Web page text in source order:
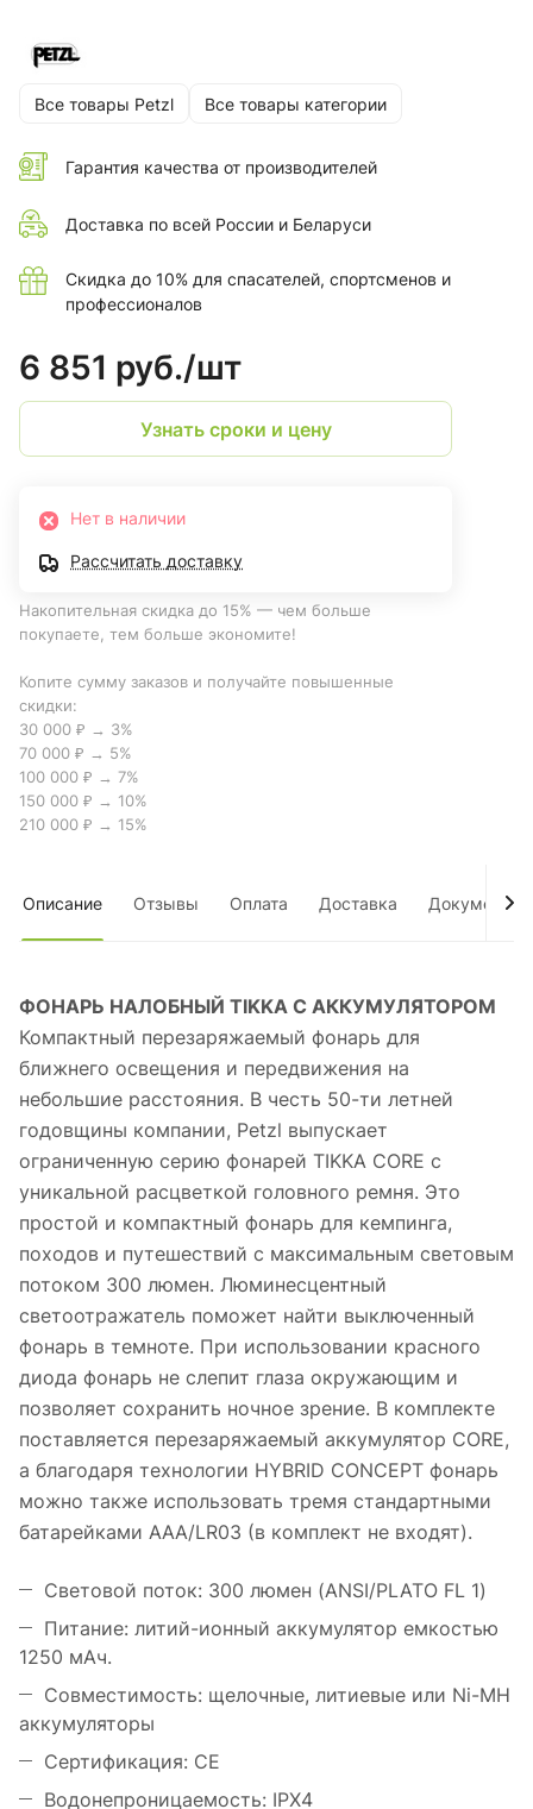
Все товары Petzl Все товары категории
Гарантия качества от производителей
Доставка по всей России и Беларуси
Скидка до 10% для спасателей, спортсменов и
профессионалов
6 851 руб./шт
Узнать сроки и цену
Нет в наличии
Рассчитать доставку
Накопительная скидка до 15% — чем больше
покупаете, тем больше экономите!
Копите сумму заказов и получайте повышенные
скидки:
30 000 ₽ → 3%
70 000 ₽ → 5%
100 000 ₽ → 7%
150 000 ₽ → 10%
210 000 ₽ → 15%
Описание Отзывы Оплата Доставка Документы
ФОНАРЬ НАЛОБНЫЙ TIKKA С АККУМУЛЯТОРОМ
Компактный перезаряжаемый фонарь для
ближнего освещения и передвижения на
небольшие расстояния. В честь 50-ти летней
годовщины компании, Petzl выпускает
ограниченную серию фонарей TIKKA CORE с
уникальной расцветкой головного ремня. Это
простой и компактный фонарь для кемпинга,
походов и путешествий с максимальным световым
потоком 300 люмен. Люминесцентный
светоотражатель поможет найти выключенный
фонарь в темноте. При использовании красного
диода фонарь не слепит глаза окружающим и
позволяет сохранить ночное зрение. В комплекте
поставляется перезаряжаемый аккумулятор CORE,
а благодаря технологии HYBRID CONCEPT фонарь
можно также использовать тремя стандартными
батарейками AAA/LR03 (в комплект не входят).
Световой поток: 300 люмен (ANSI/PLATO FL 1)
Питание: литий-ионный аккумулятор емкостью
1250 мАч.
Совместимость: щелочные, литиевые или Ni-MH
аккумуляторы
Сертификация: CE
Водонепроницаемость: IPX4